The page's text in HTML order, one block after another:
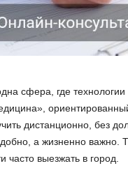
сфера, где технологии
дистанционно, без
а жизненно важно.
часто выезжать в город.